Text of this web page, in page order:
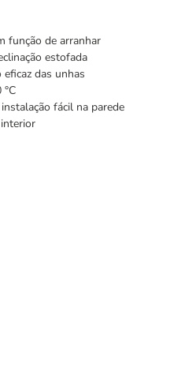
função de arranhar
estofada
das unhas
fácil na parede